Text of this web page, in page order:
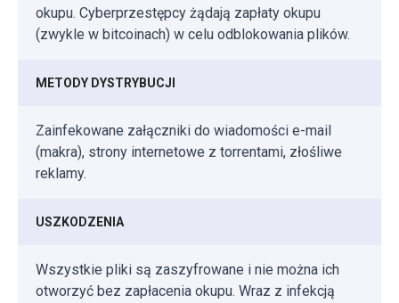
okupu. Cyberprzestępcy żądają zapłaty okupu
(zwykle w bitcoinach) w celu odblokowania plików.
METODY DYSTRYBUCJI
Zainfekowane załączniki do wiadomości e-mail
(makra), strony internetowe z torrentami, złośliwe
reklamy.
USZKODZENIA
Wszystkie pliki są zaszyfrowane i nie można ich
otworzyć bez zapłacenia okupu. Wraz z infekcją